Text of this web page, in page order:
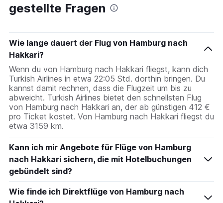
gestellte Fragen
Wie lange dauert der Flug von Hamburg nach
Hakkari?
Wenn du von Hamburg nach Hakkari fliegst, kann dich
Turkish Airlines in etwa 22:05 Std. dorthin bringen. Du
kannst damit rechnen, dass die Flugzeit um bis zu
abweicht. Turkish Airlines bietet den schnellsten Flug
von Hamburg nach Hakkari an, der ab günstigen 412 €
pro Ticket kostet. Von Hamburg nach Hakkari fliegst du
etwa 3159 km.
Kann ich mir Angebote für Flüge von Hamburg
nach Hakkari sichern, die mit Hotelbuchungen
gebündelt sind?
Wie finde ich Direktflüge von Hamburg nach